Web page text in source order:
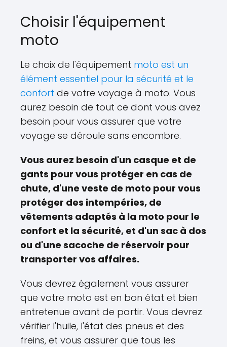
Choisir l'équipement
moto
Le choix de l'équipement moto est un
élément essentiel pour la sécurité et le
confort de votre voyage à moto. Vous
aurez besoin de tout ce dont vous avez
besoin pour vous assurer que votre
voyage se déroule sans encombre.
Vous aurez besoin d'un casque et de
gants pour vous protéger en cas de
chute, d'une veste de moto pour vous
protéger des intempéries, de
vêtements adaptés à la moto pour le
confort et la sécurité, et d'un sac à dos
ou d'une sacoche de réservoir pour
transporter vos affaires.
Vous devrez également vous assurer
que votre moto est en bon état et bien
entretenue avant de partir. Vous devrez
vérifier l'huile, l'état des pneus et des
freins, et vous assurer que tous les